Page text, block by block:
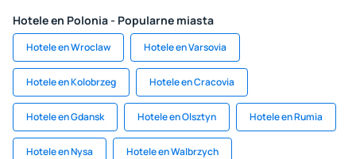
Hotele en Polonia - Popularne miasta
Hotele en Wroclaw Hotele en Varsovia
Hotele en Kolobrzeg Hotele en Cracovia
Hotele en Gdansk Hotele en Olsztyn Hotele en Rumia
Hotele en Nysa Hotele en Walbrzych